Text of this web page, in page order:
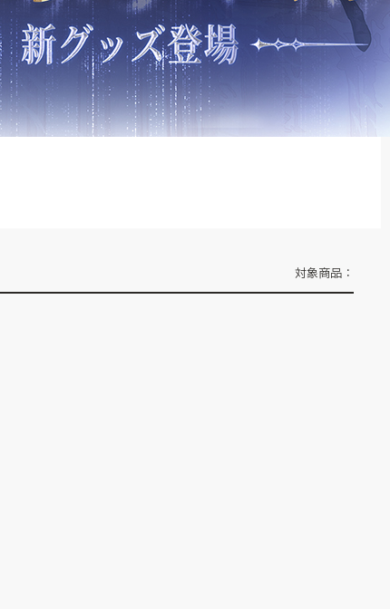
対象商品：